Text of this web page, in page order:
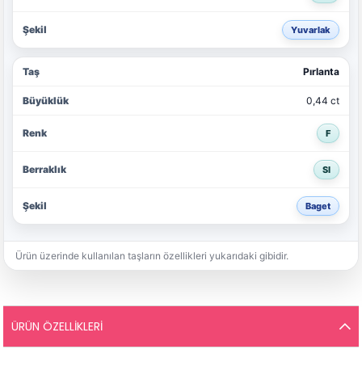
Yuvarlak
Pırlanta
0,44 ct
F
SI
Baget
Ürün üzerinde kullanılan taşların özellikleri yukarıdaki gibidir.
ÜRÜN ÖZELLIKLERI